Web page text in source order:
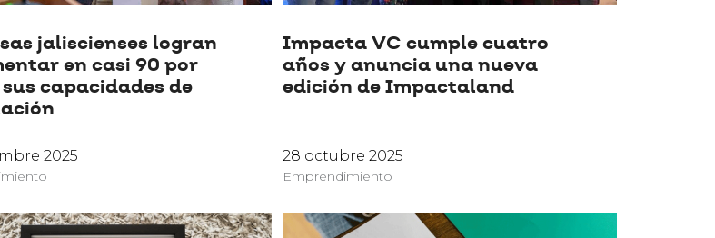
jaliscienses logran
en casi 90 por
capacidades de
2025
Impacta VC cumple cuatro
años y anuncia una nueva
edición de Impactaland
28 octubre 2025
Emprendimiento